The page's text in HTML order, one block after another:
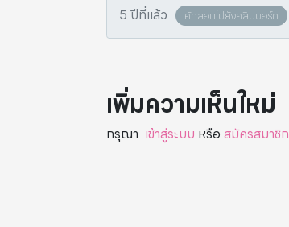
5 ปีที่แล้ว คัดลอกไปยังคลิปบอร์ด
เพิ่มความเห็นใหม่
กรุณา เข้าสู่ระบบ หรือ สมัครสมาชิก